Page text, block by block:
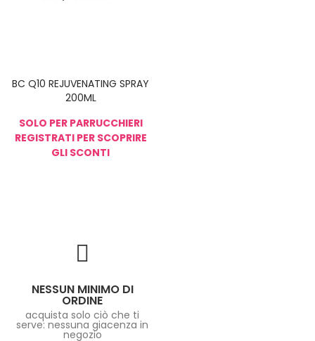
BC Q10 REJUVENATING SPRAY
200ML
SOLO PER PARRUCCHIERI
REGISTRATI PER SCOPRIRE
GLI SCONTI
NESSUN MINIMO DI
ORDINE
acquista solo ciò che ti
serve: nessuna giacenza in
negozio